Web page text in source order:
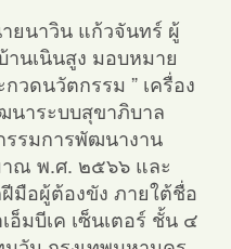
ยนาวิน แก้วจันทร์ ผู้
นเนินสูง มอบหมาย
วดนวัตกรรม ” เครื่อง
นาระบบสุขาภิบาล
รรมการพัฒนางาน
ณ พ.ศ. ๒๕๖๖ และ
อผู้ต้องขัง ภายใต้ชื่อ
อ็มบีเค เซ็นเตอร์ ชั้น ๔